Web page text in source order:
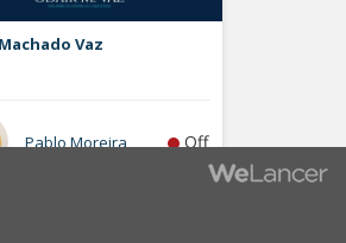
Vaz
Pablo Moreira Off